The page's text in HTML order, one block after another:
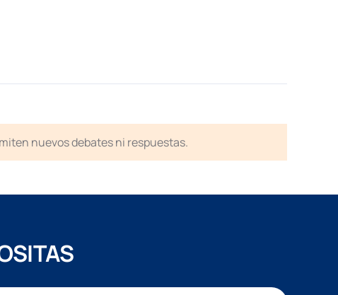
nuevos debates ni respuestas.